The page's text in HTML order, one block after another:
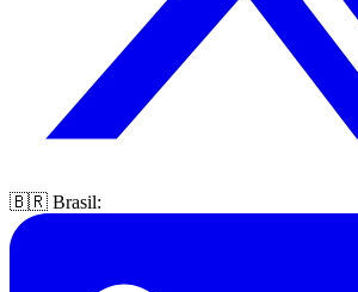
🇧🇷 Brasil: